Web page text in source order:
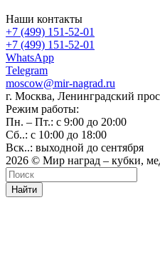
Наши контакты
+7 (499) 151-52-01
+7 (499) 151-52-01
WhatsApp
Telegram
moscow@mir-nagrad.ru
г. Москва, Ленинградский
Режим работы:
Пн. – Пт.: с 9:00 до 20:00
Сб..: с 10:00 до 18:00
Вск..: выходной до сентября
2026 © Мир наград – кубки,
Найти